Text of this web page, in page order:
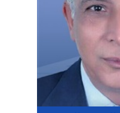
12/12/2023